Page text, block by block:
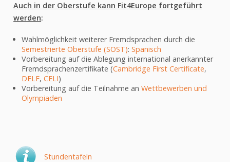
HTL-Kooperationsklasse
Fit4Europe-Klasse
Semestrierte Oberstufe
Ausbildung zum
Rettungssanitäter
Zusatzangebote
Schulkalender
Auch in der Oberstufe kann Fit4Europe fortgeführt
werden:
Wahlmöglichkeit weiterer Fremdsprachen durch die
Semestrierte Oberstufe (SOST):Spanisch
Vorbereitung auf die Ablegung international anerkannter
Fremdsprachenzertifikate (Cambridge First Certificate,
DELF,CELI)
Vorbereitung auf die Teilnahme anWettbewerben und
Olympiaden
Stundentafeln